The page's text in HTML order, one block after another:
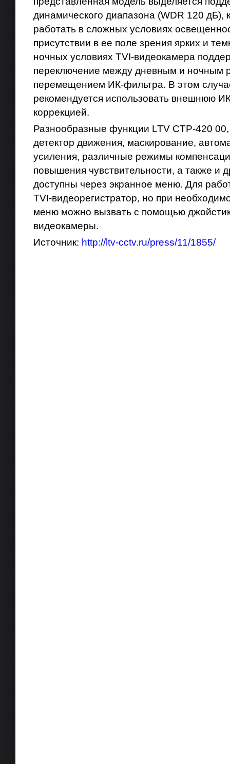
динамического диапазона (WDR 120 дБ),
работать в сложных условиях
присутствии в ее поле зрения ярких и
ночных условиях TVI-видеокамера
переключение между дневным и ночным
перемещением ИК-фильтра. В этом
рекомендуется использовать внешнюю
коррекцией.
Разнообразные функции LTV CTP-420 00,
детектор движения, маскирование,
усиления, различные режимы
повышения чувствительности, а также и
доступны через экранное меню. Для
TVI-видеорегистратор, но при
меню можно вызвать с помощью
видеокамеры.
Источник: http://ltv-cctv.ru/press/11/1855/